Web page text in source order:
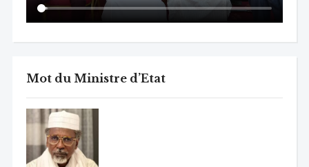
Mot du Ministre d’Etat